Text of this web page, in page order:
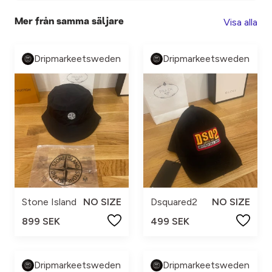
Mer från samma säljare Visa alla
Dripmarkeetsweden
Stone Island
NO SIZE
899 SEK
Dripmarkeetsweden
Dsquared2
NO SIZE
499 SEK
Dripmarkeetsweden Dripmarkeetsweden